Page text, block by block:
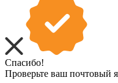
Спасибо!
Проверьте ваш почтовый